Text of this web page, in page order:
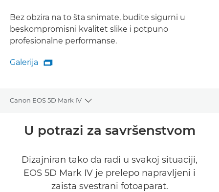
Bez obzira na to šta snimate, budite sigurni u
beskompromisni kvalitet slike i potpuno
profesionalne performanse.
Galerija
Galerija

Canon EOS 5D Mark IV
Toggle breadcrumbs
Pregled
Galerija
U potrazi za savršenstvom
Dizajniran tako da radi u svakoj situaciji,
EOS 5D Mark IV je prelepo napravljeni i
zaista svestrani fotoaparat.